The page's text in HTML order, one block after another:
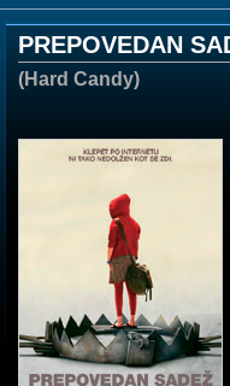
PREPOVEDAN
(Hard Candy)